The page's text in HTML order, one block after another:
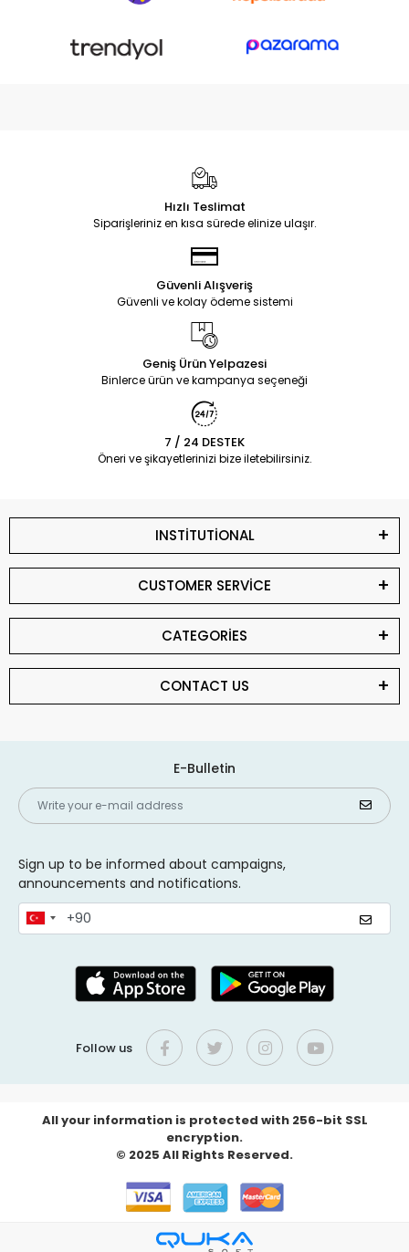
Hızlı Teslimat
Siparişleriniz en kısa sürede elinize ulaşır.
Güvenli Alışveriş
Güvenli ve kolay ödeme sistemi
Geniş Ürün Yelpazesi
Binlerce ürün ve kampanya seçeneği
7 / 24 DESTEK
Öneri ve şikayetlerinizi bize iletebilirsiniz.
INSTİTUTİONAL
CUSTOMER SERVİCE
CATEGORİES
CONTACT US
E-Bulletin
Sign up to be informed about campaigns,
announcements and notifications.
Follow us
All your information is protected with 256-bit SSL
encryption.
© 2025 All Rights Reserved.